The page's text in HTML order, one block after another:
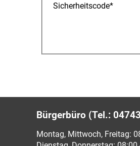
Sicherheitscode*
Bürgerbüro (Tel.:
Montag, Mittwoch, Freitag: